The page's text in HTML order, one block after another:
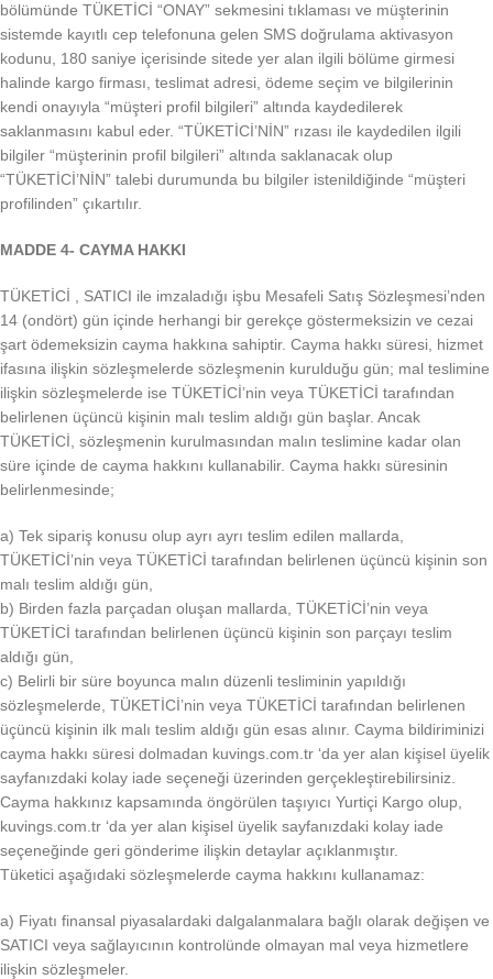
bölümünde TÜKETİCİ “ONAY” sekmesini tıklaması ve müşterinin
sistemde kayıtlı cep telefonuna gelen SMS doğrulama aktivasyon
kodunu, 180 saniye içerisinde sitede yer alan ilgili bölüme girmesi
halinde kargo firması, teslimat adresi, ödeme seçim ve bilgilerinin
kendi onayıyla “müşteri profil bilgileri” altında kaydedilerek
saklanmasını kabul eder. “TÜKETİCİ’NİN” rızası ile kaydedilen ilgili
bilgiler “müşterinin profil bilgileri” altında saklanacak olup
“TÜKETİCİ’NİN” talebi durumunda bu bilgiler istenildiğinde “müşteri
profilinden” çıkartılır.
MADDE 4- CAYMA HAKKI
TÜKETİCİ , SATICI ile imzaladığı işbu Mesafeli Satış Sözleşmesi’nden
14 (ondört) gün içinde herhangi bir gerekçe göstermeksizin ve cezai
şart ödemeksizin cayma hakkına sahiptir. Cayma hakkı süresi, hizmet
ifasına ilişkin sözleşmelerde sözleşmenin kurulduğu gün; mal teslimine
ilişkin sözleşmelerde ise TÜKETİCİ’nin veya TÜKETİCİ tarafından
belirlenen üçüncü kişinin malı teslim aldığı gün başlar. Ancak
TÜKETİCİ, sözleşmenin kurulmasından malın teslimine kadar olan
süre içinde de cayma hakkını kullanabilir. Cayma hakkı süresinin
belirlenmesinde;
a) Tek sipariş konusu olup ayrı ayrı teslim edilen mallarda,
TÜKETİCİ’nin veya TÜKETİCİ tarafından belirlenen üçüncü kişinin son
malı teslim aldığı gün,
b) Birden fazla parçadan oluşan mallarda, TÜKETİCİ’nin veya
TÜKETİCİ tarafından belirlenen üçüncü kişinin son parçayı teslim
aldığı gün,
c) Belirli bir süre boyunca malın düzenli tesliminin yapıldığı
sözleşmelerde, TÜKETİCİ’nin veya TÜKETİCİ tarafından belirlenen
üçüncü kişinin ilk malı teslim aldığı gün esas alınır. Cayma bildiriminizi
cayma hakkı süresi dolmadan kuvings.com.tr ‘da yer alan kişisel üyelik
sayfanızdaki kolay iade seçeneği üzerinden gerçekleştirebilirsiniz.
Cayma hakkınız kapsamında öngörülen taşıyıcı Yurtiçi Kargo olup,
kuvings.com.tr ‘da yer alan kişisel üyelik sayfanızdaki kolay iade
seçeneğinde geri gönderime ilişkin detaylar açıklanmıştır.
Tüketici aşağıdaki sözleşmelerde cayma hakkını kullanamaz:
a) Fiyatı finansal piyasalardaki dalgalanmalara bağlı olarak değişen ve
SATICI veya sağlayıcının kontrolünde olmayan mal veya hizmetlere
ilişkin sözleşmeler.